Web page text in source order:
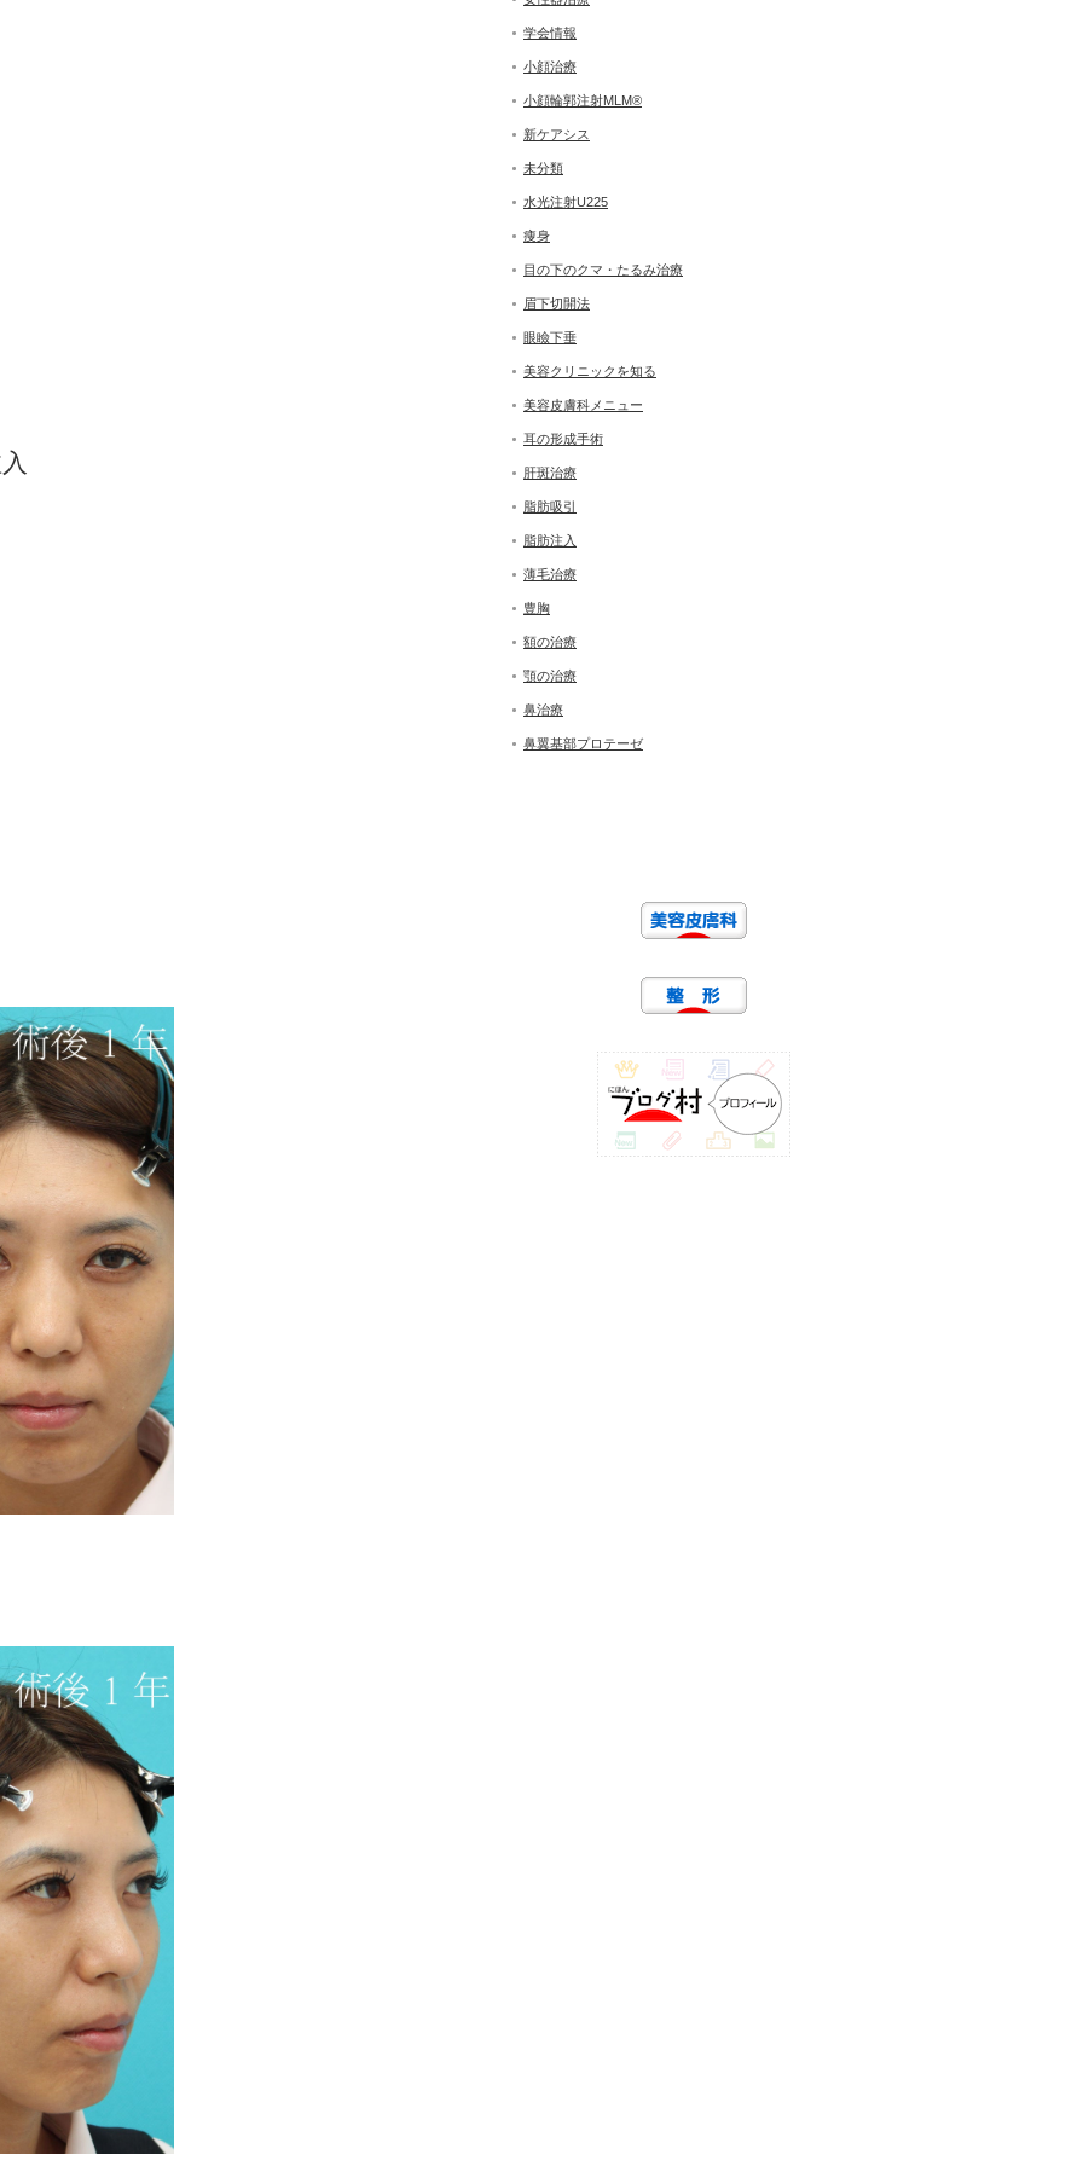
学会情報
小顔治療
小顔輪郭注射MLM®
新ケアシス
未分類
水光注射U225
痩身
目の下のクマ・たるみ治療
眉下切開法
眼瞼下垂
美容クリニックを知る
美容皮膚科メニュー
耳の形成手術
肝斑治療
脂肪吸引
脂肪注入
薄毛治療
豊胸
額の治療
顎の治療
鼻治療
鼻翼基部プロテーゼ